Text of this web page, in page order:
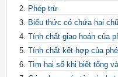
Phép trừ
Biểu thức có chứa hai
Tính chất giao hoán của
Tính chất kết hợp của
Tìm hai số khi biết tổng